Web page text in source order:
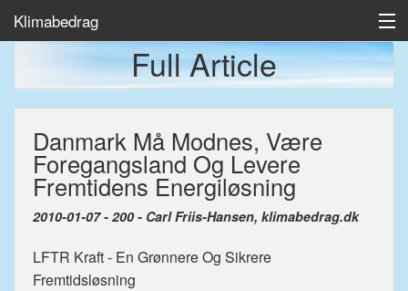
Klimabedrag
Home
Temp/Havis
Artikler
Full Article
Danmark Må Modnes, Være
Foregangsland Og Levere
Fremtidens Energiløsning
2010-01-07 - 200 - Carl Friis-Hansen, klimabedrag.dk
LFTR Kraft - En Grønnere Og Sikrere
Fremtidsløsning